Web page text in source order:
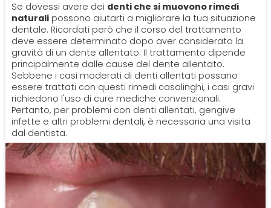
Se dovessi avere dei denti che si muovono rimedi
naturalipossono aiutarti a migliorare la tua situazione
dentale. Ricordati però che il corso del trattamento
deve essere determinato dopo aver considerato la
gravità di un dente allentato. Il trattamento dipende
principalmente dalle cause del dente allentato.
Sebbene i casi moderati di denti allentati possano
essere trattati con questi rimedi casalinghi, i casi gravi
richiedono l'uso di cure mediche convenzionali.
Pertanto, per problemi con denti allentati, gengive
infette e altri problemi dentali, è necessaria una visita
dal dentista.